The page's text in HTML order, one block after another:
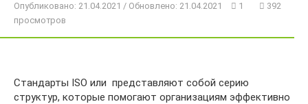
Опубликовано: 21.04.2021 / Обновлено: 21.04.2021
1
392
просмотров
Стандарты ISO или представляют собой серию
структур, которые помогают организациям эффективно